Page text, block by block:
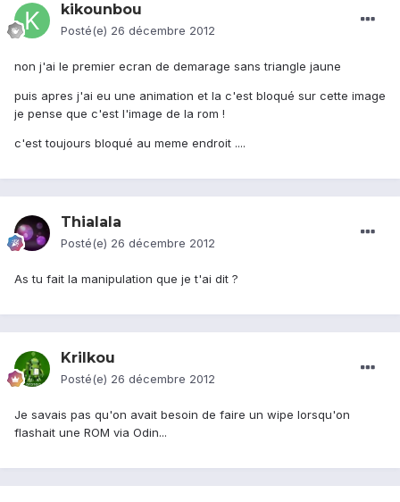
kikounbou
Posté(e) 26 décembre 2012
non j'ai le premier ecran de demarage sans triangle jaune
puis apres j'ai eu une animation et la c'est bloqué sur cette image
je pense que c'est l'image de la rom !
c'est toujours bloqué au meme endroit ....
Thialala
Posté(e) 26 décembre 2012
As tu fait la manipulation que je t'ai dit ?
Krilkou
Posté(e) 26 décembre 2012
Je savais pas qu'on avait besoin de faire un wipe lorsqu'on
flashait une ROM via Odin...